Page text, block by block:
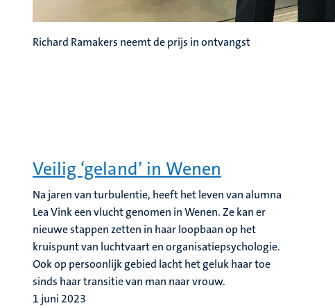
Richard Ramakers neemt de prijs in ontvangst
Veilig ‘geland’ in Wenen
Na jaren van turbulentie, heeft het leven van alumna
Lea Vink een vlucht genomen in Wenen. Ze kan er
nieuwe stappen zetten in haar loopbaan op het
kruispunt van luchtvaart en organisatiepsychologie.
Ook op persoonlijk gebied lacht het geluk haar toe
sinds haar transitie van man naar vrouw.
1 juni 2023